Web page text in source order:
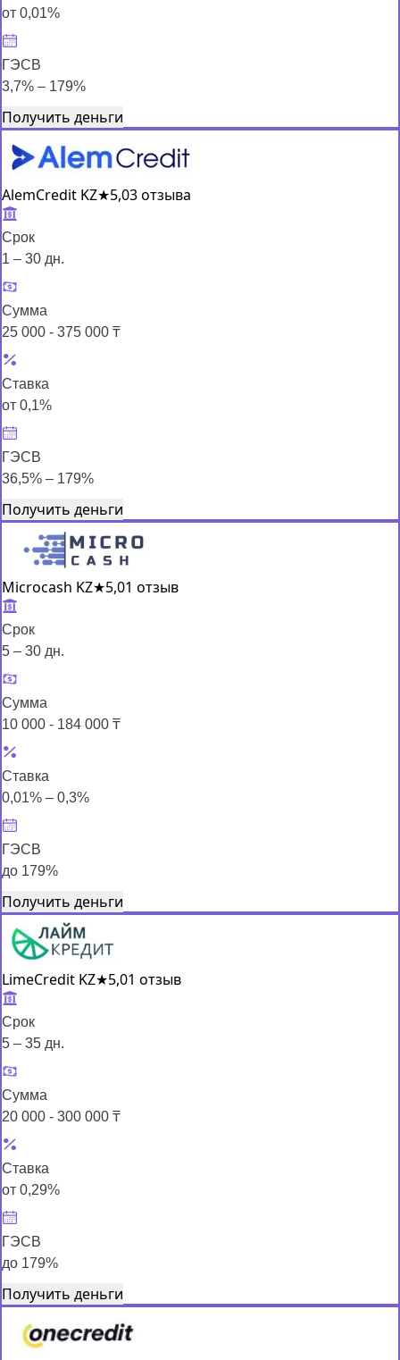
от 0,01%
ГЭСВ
3,7% – 179%
Получить деньги
AlemCredit KZ★5,03 отзыва
Срок
1 – 30 дн.
Сумма
25 000 - 375 000 ₸
Ставка
от 0,1%
ГЭСВ
36,5% – 179%
Получить деньги
Microcash KZ★5,01 отзыв
Срок
5 – 30 дн.
Сумма
10 000 - 184 000 ₸
Ставка
0,01% – 0,3%
ГЭСВ
до 179%
Получить деньги
LimeCredit KZ★5,01 отзыв
Срок
5 – 35 дн.
Сумма
20 000 - 300 000 ₸
Ставка
от 0,29%
ГЭСВ
до 179%
Получить деньги